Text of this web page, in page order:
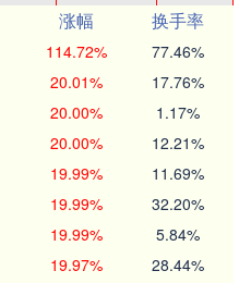
涨幅
换手率
114.72% 77.46%
20.01% 17.76%
20.00% 1.17%
20.00% 12.21%
19.99% 11.69%
19.99% 32.20%
19.99% 5.84%
19.97% 28.44%